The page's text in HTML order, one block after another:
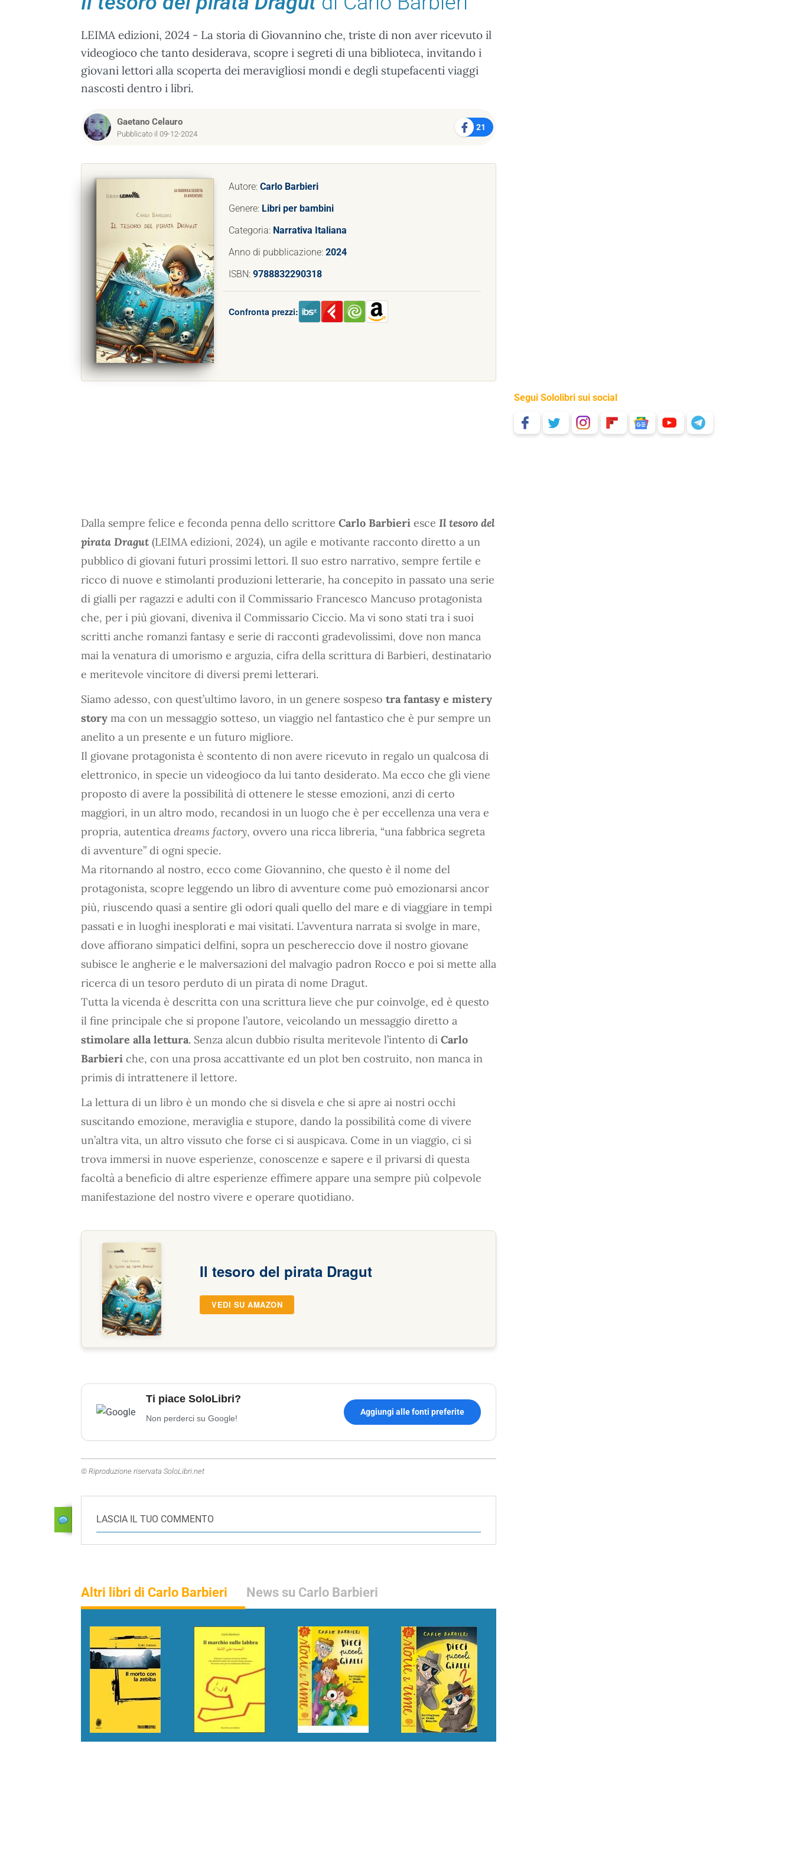
LEIMA edizioni, 2024 - La storia di Giovannino che, triste di non aver ricevuto il
videogioco che tanto desiderava, scopre i segreti di una biblioteca, invitando i
giovani lettori alla scoperta dei meravigliosi mondi e degli stupefacenti viaggi
nascosti dentro i libri.
Gaetano Celauro
Pubblicato il 09-12-2024
21
Autore: Carlo Barbieri
Genere: Libri per bambini
Categoria: Narrativa Italiana
Anno di pubblicazione: 2024
ISBN: 9788832290318
Confronta prezzi:
Dalla sempre felice e feconda penna dello scrittore Carlo Barbieri esce Il tesoro del
pirata Dragut (LEIMA edizioni, 2024), un agile e motivante racconto diretto a un
pubblico di giovani futuri prossimi lettori. Il suo estro narrativo, sempre fertile e
ricco di nuove e stimolanti produzioni letterarie, ha concepito in passato una serie
di gialli per ragazzi e adulti con il Commissario Francesco Mancuso protagonista
che, per i più giovani, diveniva il Commissario Ciccio. Ma vi sono stati tra i suoi
scritti anche romanzi fantasy e serie di racconti gradevolissimi, dove non manca
mai la venatura di umorismo e arguzia, cifra della scrittura di Barbieri, destinatario
e meritevole vincitore di diversi premi letterari.
Siamo adesso, con quest’ultimo lavoro, in un genere sospeso tra fantasy e mistery
story ma con un messaggio sotteso, un viaggio nel fantastico che è pur sempre un
anelito a un presente e un futuro migliore.
Il giovane protagonista è scontento di non avere ricevuto in regalo un qualcosa di
elettronico, in specie un videogioco da lui tanto desiderato. Ma ecco che gli viene
proposto di avere la possibilità di ottenere le stesse emozioni, anzi di certo
maggiori, in un altro modo, recandosi in un luogo che è per eccellenza una vera e
propria, autentica dreams factory, ovvero una ricca libreria, “una fabbrica segreta
di avventure” di ogni specie.
Ma ritornando al nostro, ecco come Giovannino, che questo è il nome del
protagonista, scopre leggendo un libro di avventure come può emozionarsi ancor
più, riuscendo quasi a sentire gli odori quali quello del mare e di viaggiare in tempi
passati e in luoghi inesplorati e mai visitati. L’avventura narrata si svolge in mare,
dove affiorano simpatici delfini, sopra un peschereccio dove il nostro giovane
subisce le angherie e le malversazioni del malvagio padron Rocco e poi si mette alla
ricerca di un tesoro perduto di un pirata di nome Dragut.
Tutta la vicenda è descritta con una scrittura lieve che pur coinvolge, ed è questo
il fine principale che si propone l’autore, veicolando un messaggio diretto a
stimolare alla lettura. Senza alcun dubbio risulta meritevole l’intento di Carlo
Barbieri che, con una prosa accattivante ed un plot ben costruito, non manca in
primis di intrattenere il lettore.
La lettura di un libro è un mondo che si disvela e che si apre ai nostri occhi
suscitando emozione, meraviglia e stupore, dando la possibilità come di vivere
un’altra vita, un altro vissuto che forse ci si auspicava. Come in un viaggio, ci si
trova immersi in nuove esperienze, conoscenze e sapere e il privarsi di questa
facoltà a beneficio di altre esperienze effimere appare una sempre più colpevole
manifestazione del nostro vivere e operare quotidiano.
Il tesoro del pirata Dragut
VEDI SU AMAZON
Ti piace SoloLibri?
Non perderci su Google!
Aggiungi alle fonti preferite
© Riproduzione riservata SoloLibri.net
LASCIA IL TUO COMMENTO
Altri libri di Carlo Barbieri News su Carlo Barbieri
Segui Sololibri sui social